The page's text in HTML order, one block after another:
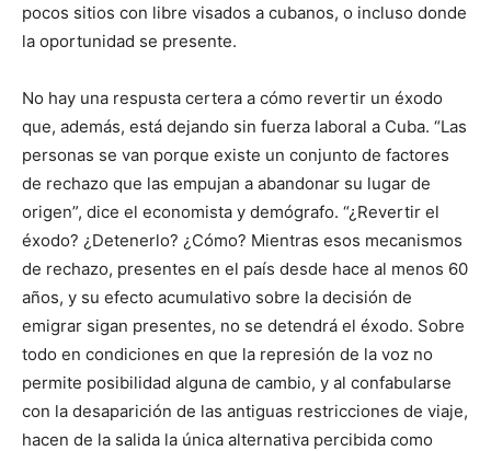
pocos sitios con libre visados a cubanos, o incluso donde
la oportunidad se presente.
No hay una respusta certera a cómo revertir un éxodo
que, además, está dejando sin fuerza laboral a Cuba. “Las
personas se van porque existe un conjunto de factores
de rechazo que las empujan a abandonar su lugar de
origen”, dice el economista y demógrafo. “¿Revertir el
éxodo? ¿Detenerlo? ¿Cómo? Mientras esos mecanismos
de rechazo, presentes en el país desde hace al menos 60
años, y su efecto acumulativo sobre la decisión de
emigrar sigan presentes, no se detendrá el éxodo. Sobre
todo en condiciones en que la represión de la voz no
permite posibilidad alguna de cambio, y al confabularse
con la desaparición de las antiguas restricciones de viaje,
hacen de la salida la única alternativa percibida como